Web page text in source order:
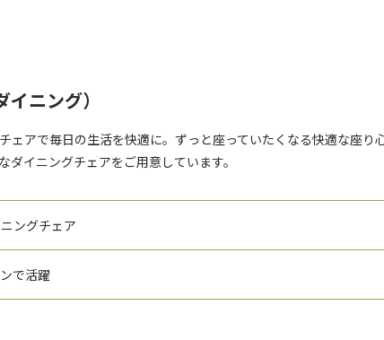
ニング）
ェアで毎日の生活を快適に。ずっと座っていたくなる快適な座
ダイニングチェアをご用意しています。
ングチェア
で活躍